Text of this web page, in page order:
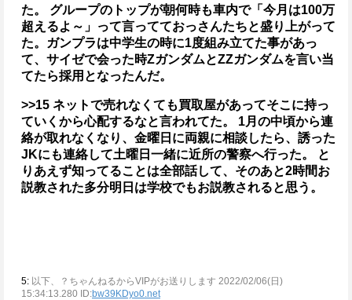
た。 グループのトップが朝何時も車内で「今月は100万
超えるよ～」って言ってておっさんたちと盛り上がって
た。ガンプラは中学生の時に1度組み立てた事があっ
て、サイゼで会った時ZガンダムとZZガンダムを言い当
てたら採用となったんだ。
>>15 ネットで売れなくても買取屋があってそこに持っ
ていくから心配するなと言われてた。 1月の中頃から連
絡が取れなくなり、金曜日に両親に相談したら、誘った
JKにも連絡して土曜日一緒に近所の警察へ行った。
と
りあえず知ってることは全部話して、そのあと2時間お
説教された多分明日は学校でもお説教されると思う。
5: 以下、？ちゃんねるからVIPがお送りします 2022/02/06(日)
15:34:13.280 ID:bw39KDyo0.net